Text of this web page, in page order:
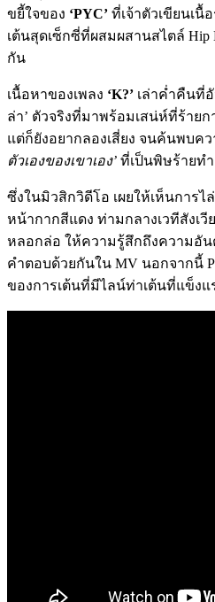
ขยี้ใจของ ‘PYC’ ที่เจ้าตัวเขียนเนื้
เต้นสุดเซ็กซี่ที่ผสมผสานสไตล์ Hip
กัน
เนื้อหาของเพลง ‘K?’ เล่าค่ำคืนที่อั
ล่า’ ตัวจริงที่มาพร้อมเสน่ห์ที่ร้าย
แต่ก็ยังอยากลองเสี่ยง จนค้นพบคว
ตัวเองของเขาเอง’ ที่เป็นพิษร้ายท
ซึ่งในมิวสิกวิดีโอ เผยให้เห็นการ
หน้ากากสีแดง ท่ามกลางเวทีสังเวี
หลอกล่อ ให้ความรู้สึกถึงความอั
คำตอบด้วยกันใน MV นอกจากนี้
ของการเต้นที่มีไลน์ท่าเต้นที่แข็งแ